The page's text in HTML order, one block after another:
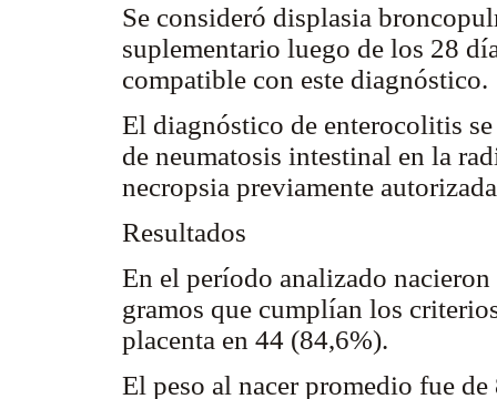
Se consideró displasia
suplementario luego de los 28
compatible con este diagnóstico.
El diagnóstico de enterocolitis
de neumatosis intestinal en la
necropsia previamente
Resultados
En el período analizado
gramos que cumplían los
placenta en 44 (84,6%).
El peso al nacer promedio fue